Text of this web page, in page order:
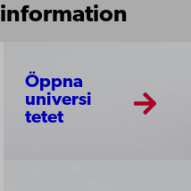
information
Öppna
universi
tetet